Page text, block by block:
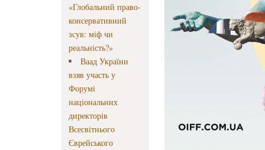
«Глобальний право-
консервативний
зсув: міф чи
реальність?»
Ваад України
взяв участь у
Форумі
національних
директорів
Всесвітнього
Єврейського